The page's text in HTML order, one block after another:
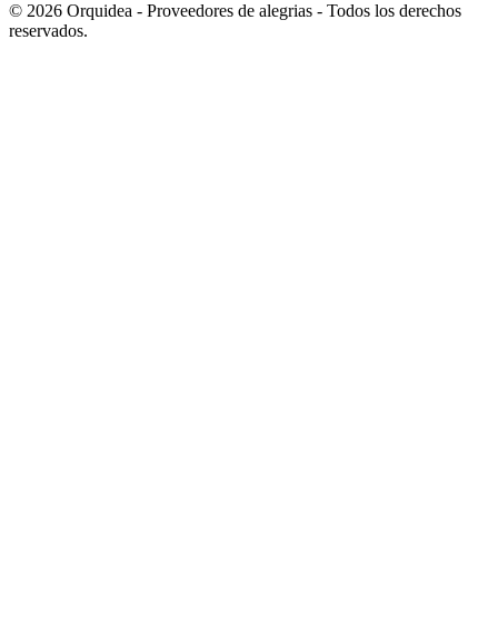
© 2026 Orquidea - Proveedores de alegrias - Todos los derechos
reservados.